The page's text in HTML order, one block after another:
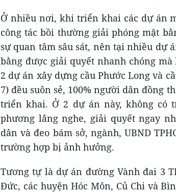
Ở nhiều nơi, khi triển khai các dự án
công tác bồi thường giải phóng mặt
sự quan tâm sâu sát, nên tại nhiều dự
bằng được giải quyết nhanh chóng
2 dự án xây dựng cầu Phước Long và
7) đều suôn sẻ, 100% người dân đồng
triển khai. Ở 2 dự án này, không có
phương lắng nghe, giải quyết ngay
dân và đeo bám sở, ngành, UBND
trường hợp bị ảnh hưởng.
Tương tự là dự án đường Vành đai 3
Đức, các huyện Hóc Môn, Củ Chi và